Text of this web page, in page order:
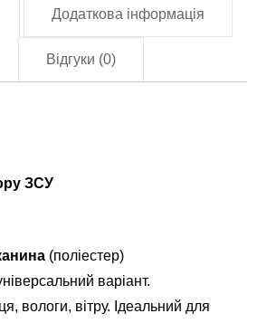
Додаткова інформація
Відгуки (0)
ЗСУ
(поліестер)
варіант.
вологи, вітру. Ідеальний для